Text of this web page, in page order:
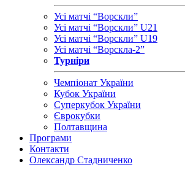
Усі матчі “Ворскли”
Усі матчі “Ворскли” U21
Усі матчі “Ворскли” U19
Усі матчі “Ворскла-2”
Турніри
Чемпіонат України
Кубок України
Суперкубок України
Єврокубки
Полтавщина
Програми
Контакти
Олександр Стадниченко